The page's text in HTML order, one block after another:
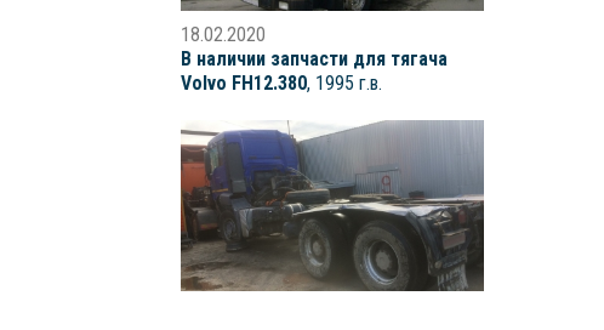
18.02.2020
В наличии запчасти для тягача
Volvo FH12.380, 1995 г.в.